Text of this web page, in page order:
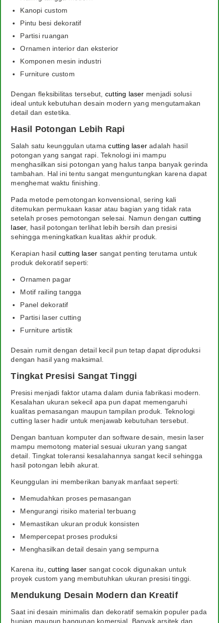
Kanopi custom
Pintu besi dekoratif
Partisi ruangan
Ornamen interior dan eksterior
Komponen mesin industri
Furniture custom
Dengan fleksibilitas tersebut, cutting laser menjadi solusi
ideal untuk kebutuhan desain modern yang mengutamakan
detail dan estetika.
Hasil Potongan Lebih Rapi
Salah satu keunggulan utamacutting laseradalah hasil
potongan yang sangat rapi. Teknologi ini mampu
menghasilkan sisi potongan yang halus tanpa banyak gerinda
tambahan. Hal ini tentu sangat menguntungkan karena dapat
menghemat waktu finishing.
Pada metode pemotongan konvensional, sering kali
ditemukan permukaan kasar atau bagian yang tidak rata
setelah proses pemotongan selesai. Namun dengan cutting
laser, hasil potongan terlihat lebih bersih dan presisi
sehingga meningkatkan kualitas akhir produk.
Kerapian hasil cutting laser sangat penting terutama untuk
produk dekoratif seperti:
Ornamen pagar
Motif railing tangga
Panel dekoratif
Partisi laser cutting
Furniture artistik
Desain rumit dengan detail kecil pun tetap dapat diproduksi
dengan hasil yang maksimal.
Tingkat Presisi Sangat Tinggi
Presisi menjadi faktor utama dalam dunia fabrikasi modern.
Kesalahan ukuran sekecil apa pun dapat memengaruhi
kualitas pemasangan maupun tampilan produk. Teknologi
cutting laser hadir untuk menjawab kebutuhan tersebut.
Dengan bantuan komputer dan software desain, mesin laser
mampu memotong material sesuai ukuran yang sangat
detail. Tingkat toleransi kesalahannya sangat kecil sehingga
hasil potongan lebih akurat.
Keunggulan ini memberikan banyak manfaat seperti:
Memudahkan proses pemasangan
Mengurangi risiko material terbuang
Memastikan ukuran produk konsisten
Mempercepat proses produksi
Menghasilkan detail desain yang sempurna
Karena itu, cutting laser sangat cocok digunakan untuk
proyek custom yang membutuhkan ukuran presisi tinggi.
Mendukung Desain Modern dan Kreatif
Saat ini desain minimalis dan dekoratif semakin populer pada
hunian maupun bangunan komersial. Banyak arsitek dan